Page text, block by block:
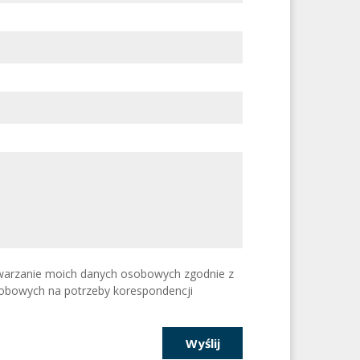
moich danych osobowych zgodnie z
na potrzeby korespondencji